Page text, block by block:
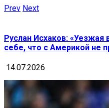
Prev Next
Руслан Исхаков: «Уезжая
себе, что с Америкой не
14.07.2026